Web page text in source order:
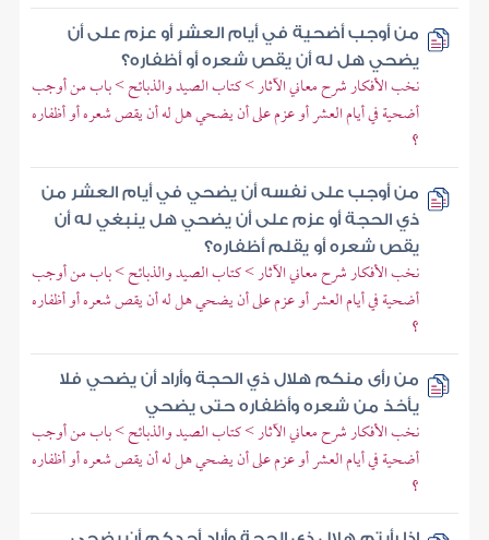
من أوجب أضحية في أيام العشر أو عزم على أن
يضحي هل له أن يقص شعره أو أظفاره؟
نخب الأفكار شرح معاني الآثار > كتاب الصيد والذبائح > باب من أوجب
أضحية في أيام العشر أو عزم على أن يضحي هل له أن يقص شعره أو أظفاره
؟
من أوجب على نفسه أن يضحي في أيام العشر من
ذي الحجة أو عزم على أن يضحي هل ينبغي له أن
يقص شعره أو يقلم أظفاره؟
نخب الأفكار شرح معاني الآثار > كتاب الصيد والذبائح > باب من أوجب
أضحية في أيام العشر أو عزم على أن يضحي هل له أن يقص شعره أو أظفاره
؟
من رأى منكم هلال ذي الحجة وأراد أن يضحي فلا
يأخذ من شعره وأظفاره حتى يضحي
نخب الأفكار شرح معاني الآثار > كتاب الصيد والذبائح > باب من أوجب
أضحية في أيام العشر أو عزم على أن يضحي هل له أن يقص شعره أو أظفاره
؟